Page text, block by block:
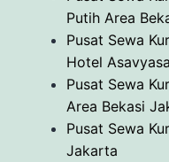
Putih Area
Pusat Sewa
Hotel
Pusat Sewa
Area Bekasi
Pusat Sewa
Jakarta